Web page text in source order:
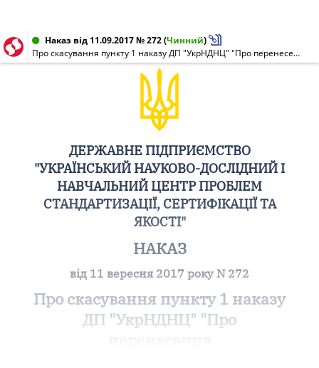
Наказ від 11.09.2017 № 272(Чинний)
Про скасування пункту 1 наказу ДП "УкрНДНЦ" "Про перенесення терміну надання чинності та відновлення чинності національних нормативних документів" від 19.08.2017 N 243
ДЕРЖАВНЕ ПІДПРИЄМСТВО
"УКРАЇНСЬКИЙ НАУКОВО-ДОСЛІДНИЙ І
НАВЧАЛЬНИЙ ЦЕНТР ПРОБЛЕМ
СТАНДАРТИЗАЦІЇ, СЕРТИФІКАЦІЇ ТА
ЯКОСТІ"
НАКАЗ
від 11 вересня 2017 року N 272
Про скасування пункту 1 наказу
ДП "УкрНДНЦ" "Про